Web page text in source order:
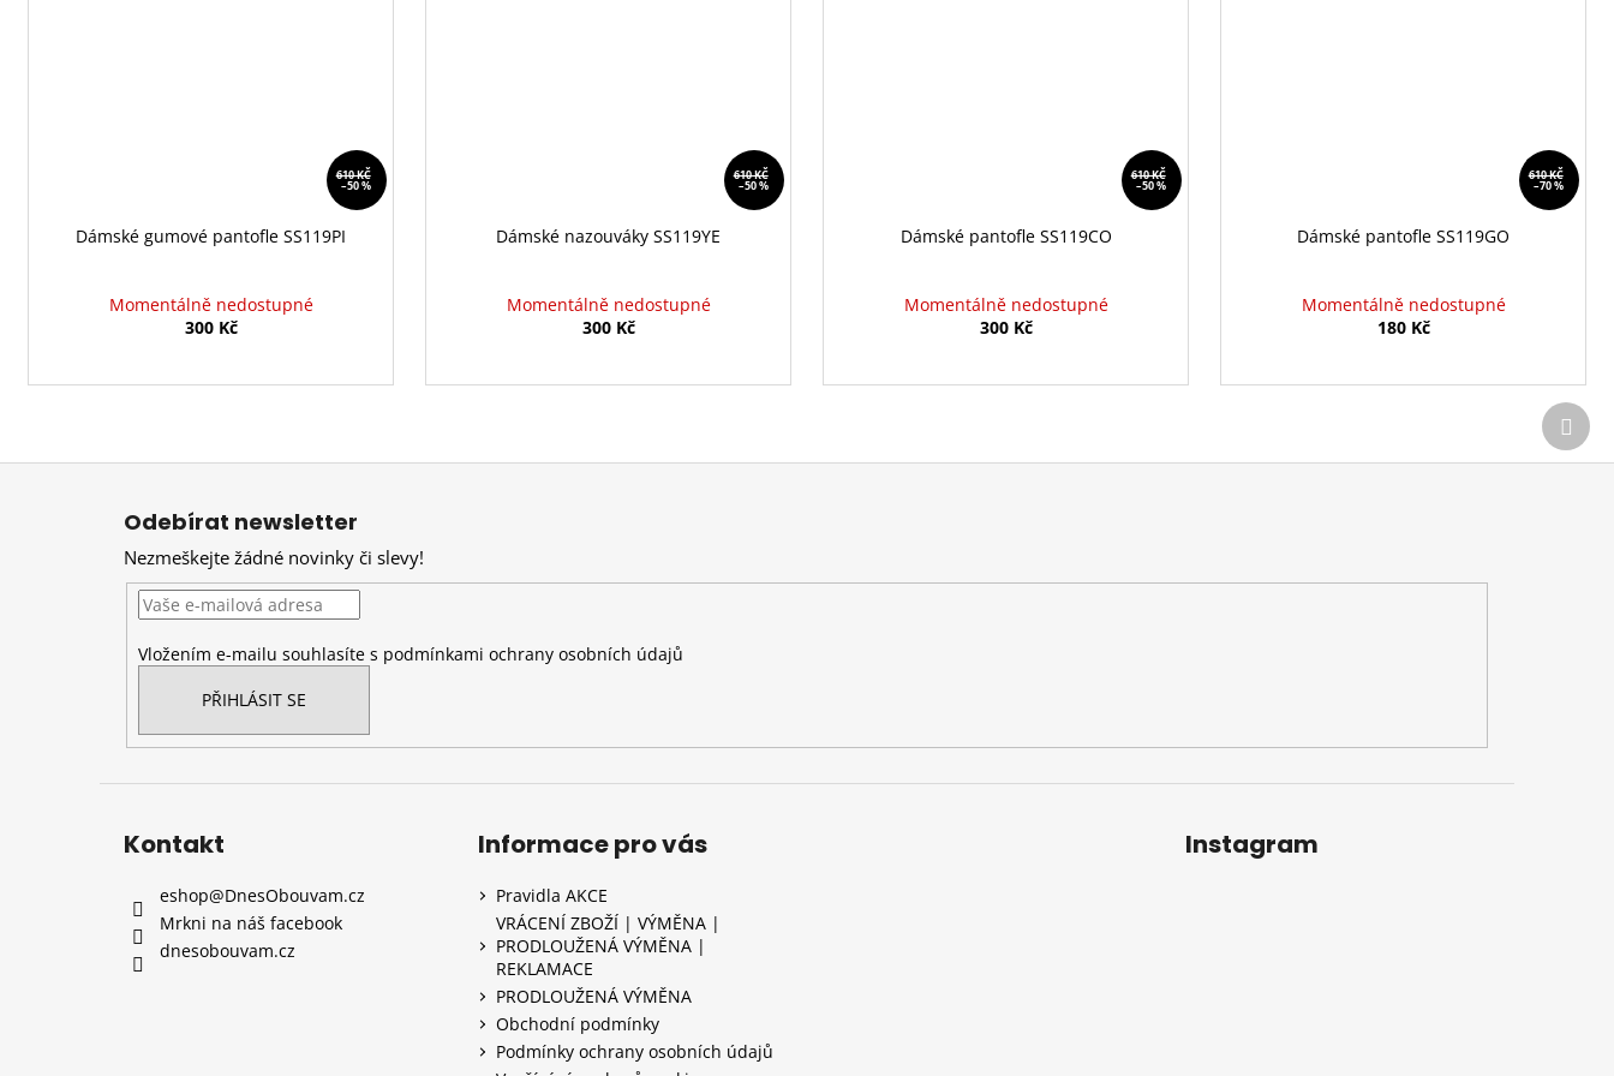
610 KČ
–50 %
Dámské gumové pantofle SS119PI
Momentálně nedostupné
300 Kč
610 KČ
–50 %
Dámské nazouváky SS119YE
Momentálně nedostupné
300 Kč
610 KČ
–50 %
Dámské pantofle SS119CO
Momentálně nedostupné
300 Kč
610 KČ
–70 %
Dámské pantofle SS119GO
Momentálně nedostupné
180 Kč
Další
Z
Odebírat newsletter
Nezmeškejte žádné novinky či slevy!
Vložením e-mailu souhlasíte s podmínkami ochrany osobních údajů
PŘIHLÁSIT SE
Kontakt
eshop@DnesObouvam.cz
Mrkni na náš facebook
dnesobouvam.cz
Informace pro vás
Pravidla AKCE
VRÁCENÍ ZBOŽÍ | VÝMĚNA |
PRODLOUŽENÁ VÝMĚNA |
REKLAMACE
PRODLOUŽENÁ VÝMĚNA
Obchodní podmínky
Podmínky ochrany osobních údajů
Instagram